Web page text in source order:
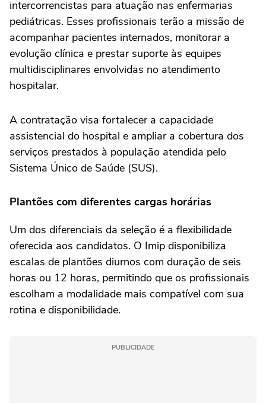
intercorrencistas para atuação nas enfermarias
pediátricas. Esses profissionais terão a missão de
acompanhar pacientes internados, monitorar a
evolução clínica e prestar suporte às equipes
multidisciplinares envolvidas no atendimento
hospitalar.
A contratação visa fortalecer a capacidade
assistencial do hospital e ampliar a cobertura dos
serviços prestados à população atendida pelo
Sistema Único de Saúde (SUS).
Plantões com diferentes cargas horárias
Um dos diferenciais da seleção é a flexibilidade
oferecida aos candidatos. O Imip disponibiliza
escalas de plantões diurnos com duração de seis
horas ou 12 horas, permitindo que os profissionais
escolham a modalidade mais compatível com sua
rotina e disponibilidade.
PUBLICIDADE